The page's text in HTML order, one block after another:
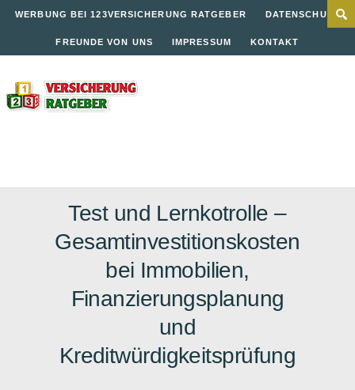
WERBUNG BEI 123VERSICHERUNG RATGEBER DATENSCHUTZ
FREUNDE VON UNS IMPRESSUM KONTAKT
Test und Lernkotrolle –
Gesamtinvestitionskosten
bei Immobilien,
Finanzierungsplanung
und
Kreditwürdigkeitsprüfung